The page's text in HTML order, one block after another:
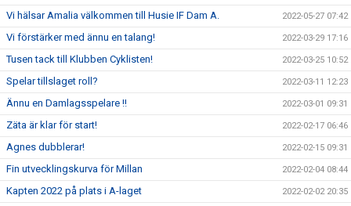
Vi hälsar Amalia välkommen till Husie IF Dam A. 2022-05-27 07:42
Vi förstärker med ännu en talang! 2022-03-29 17:16
Tusen tack till Klubben Cyklisten! 2022-03-25 10:52
Spelar tillslaget roll? 2022-03-11 12:23
Ännu en Damlagsspelare !! 2022-03-01 09:31
Zäta är klar för start! 2022-02-17 06:46
Agnes dubblerar! 2022-02-15 09:31
Fin utvecklingskurva för Millan 2022-02-04 08:44
Kapten 2022 på plats i A-laget 2022-02-02 20:35